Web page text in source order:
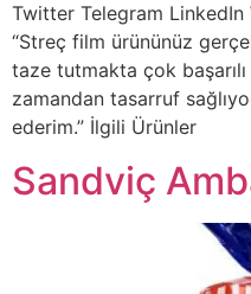
Twitter Telegram LinkedIn
“Streç film ürününüz
taze tutmakta çok
zamandan tasarruf
ederim.” İlgili Ürünler
Sandviç